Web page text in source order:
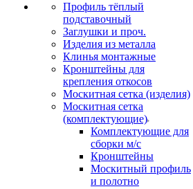
Профиль тёплый
подставочный
Заглушки и проч.
Изделия из металла
Клинья монтажные
Кронштейны для
крепления откосов
Москитная сетка (изделия)
Москитная сетка
(комплектующие)
Комплектующие для
сборки м/с
Кронштейны
Москитный профиль
и полотно